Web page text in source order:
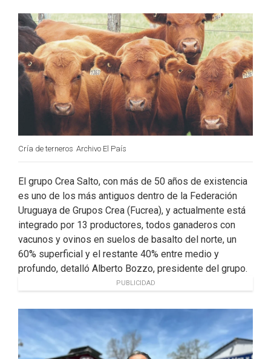
o
o
k
d
I
n
e
r
Cría de terneros Archivo El País
El grupo Crea Salto, con más de 50 años de existencia
es uno de los más antiguos dentro de la Federación
Uruguaya de Grupos Crea (Fucrea), y actualmente está
integrado por 13 productores, todos ganaderos con
vacunos y ovinos en suelos de basalto del norte, un
60% superficial y el restante 40% entre medio y
profundo, detalló Alberto Bozzo, presidente del grupo.
PUBLICIDAD